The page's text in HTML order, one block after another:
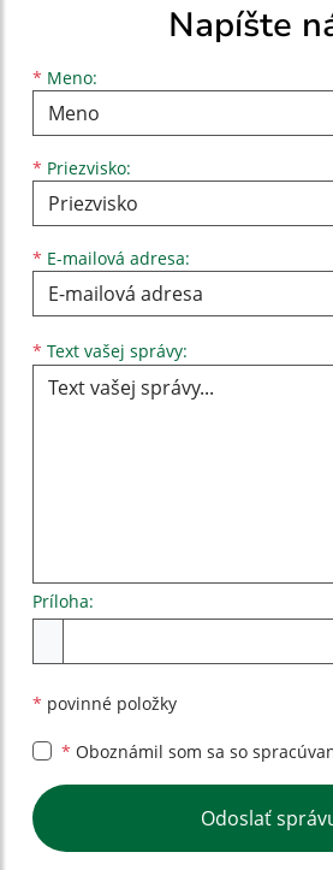
Napíšte
* Meno:
Meno
* Priezvisko:
Priezvisko
* E-mailová adresa:
E-mailová adresa
* Text vašej správy:
Príloha:
* povinné položky
* Oboznámil som sa so
Google reCaptcha Response
Odoslať